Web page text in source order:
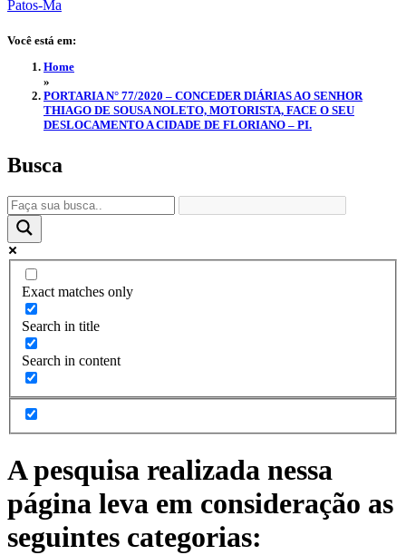
Você está em:
Home
»
PORTARIA N° 77/2020 – CONCEDER DIÁRIAS AO SENHOR
THIAGO DE SOUSA NOLETO, MOTORISTA, FACE O SEU
DESLOCAMENTO A CIDADE DE FLORIANO – PI.
Busca
Exact matches only
Search in title
Search in content
A pesquisa realizada nessa
página leva em consideração as
seguintes categorias: